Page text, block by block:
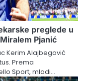
preglede u
Pjanić
Kerim Alajbegović
Prema
Sport, mladi…